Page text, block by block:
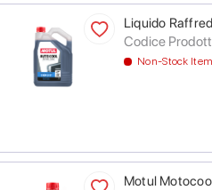
Liquido
Codice
Non-Stock
Motul